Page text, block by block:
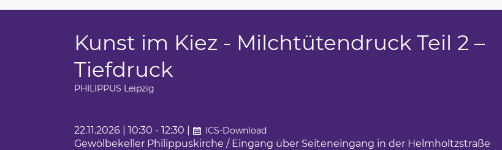
Ferienfahrten für Menschen mit Autismus
Sportwochen der Wolfgang-Mutzeck-Schule
BBW Sozialfonds
Kunst im Kiez - Milchtütendruck Teil 2 –
Tiefdruck
PHILIPPUS Leipzig
22.11.2026 | 10:30 - 12:30 | ICS-Download
Gewölbekeller Philippuskirche / Eingang über Seiteneingang in der Helmholtzstraße